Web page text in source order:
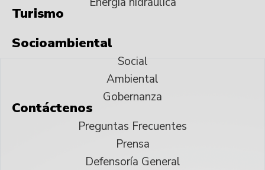
Turismo
Socioambiental
Social
Ambiental
Gobernanza
Contáctenos
Preguntas Frecuentes
Prensa
Defensoría General